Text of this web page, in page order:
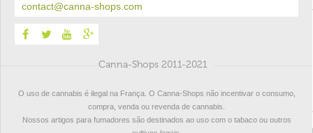
contact@canna-shops.com
Canna-Shops 2011-2021
O uso de cannabis é ilegal na França. O Canna-Shops não incentivar o consumo,
compra, venda ou revenda de cannabis.
Nossos artigos para fumadores são destinados ao uso com o tabaco ou outros